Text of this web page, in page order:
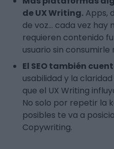
de UX Writing. Apps,
de voz... cada vez hay
requieren contenido
usuario sin
El SEO también
usabilidad y la
que el UX Writing
No solo por repetir la
posibles te va a
Copywriting.